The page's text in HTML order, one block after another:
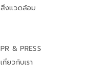
สิ่งแวดล้อม
PR & PRESS
เกี่ยวกับเรา